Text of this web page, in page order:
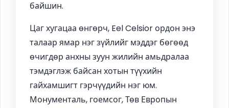
байшин.
Цаг хугацаа өнгөрч, Eel Celsior ордон энэ
талаар ямар нэг зүйлийг мэддэг бөгөөд
өчигдөр анхны зуун жилийн амьдралаа
тэмдэглэж байсан хотын түүхийн
гайхамшигт гэрчүүдийн нэг юм.
Монументаль, гоемсог, Төв Европын